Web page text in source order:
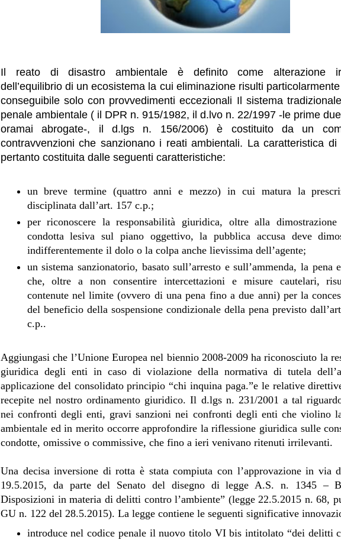
Il reato di disastro ambientale è definito come alterazione
dell’equilibrio di un ecosistema la cui eliminazione risulti
conseguibile solo con provvedimenti eccezionali Il sistema
penale ambientale ( il DPR n. 915/1982, il d.lvo n. 22/1997 -le prime
oramai abrogate-, il d.lgs n. 156/2006) è costituito da un
contravvenzioni che sanzionano i reati ambientali. La caratteristica
pertanto costituita dalle seguenti caratteristiche:
un breve termine (quattro anni e mezzo) in cui matura la
disciplinata dall’art. 157 c.p.;
per riconoscere la responsabilità giuridica, oltre alla dimostrazione
condotta lesiva sul piano oggettivo, la pubblica accusa deve
indifferentemente il dolo o la colpa anche lievissima dell’agente;
un sistema sanzionatorio, basato sull’arresto e sull’ammenda, la pena
che, oltre a non consentire intercettazioni e misure cautelari,
contenute nel limite (ovvero di una pena fino a due anni) per la
del beneficio della sospensione condizionale della pena previsto
c.p..
Aggiungasi che l’Unione Europea nel biennio 2008-2009 ha riconosciuto la
giuridica degli enti in caso di violazione della normativa di tutela
applicazione del consolidato principio “chi inquina paga.”e le relative
recepite nel nostro ordinamento giuridico. Il d.lgs n. 231/2001 a tal
nei confronti degli enti, gravi sanzioni nei confronti degli enti che violino
ambientale ed in merito occorre approfondire la riflessione giuridica sulle
condotte, omissive o commissive, che fino a ieri venivano ritenuti irrilevanti.
Una decisa inversione di rotta è stata compiuta con l’approvazione in via
19.5.2015, da parte del Senato del disegno di legge A.S. n. 1345 –
Disposizioni in materia di delitti contro l’ambiente” (legge 22.5.2015 n. 68,
GU n. 122 del 28.5.2015). La legge contiene le seguenti significative
introduce nel codice penale il nuovo titolo VI bis intitolato “dei delitti